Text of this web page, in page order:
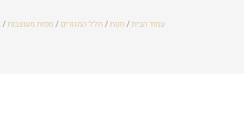
עמוד הבית/ חנות/ חלל המגורים / ספות מעוצבות/ LARA